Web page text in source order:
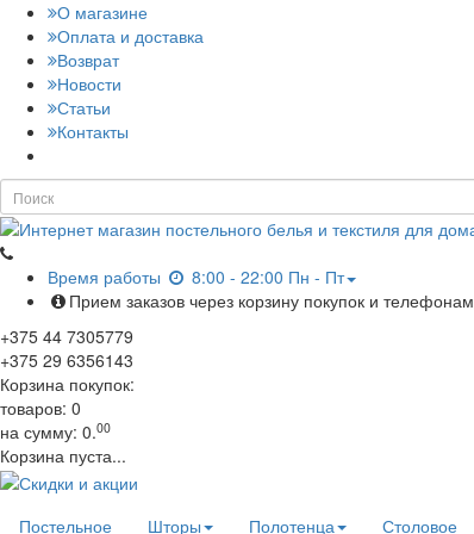
О магазине
Оплата и доставка
Возврат
Новости
Статьи
Контакты
Время работы
8:00 - 22:00 Пн - Пт
Прием заказов через корзину покупок и телефонам
+375 44 7305779
+375 29 6356143
Корзина покупок:
товаров: 0
на сумму: 0.00
Корзина пуста...
Постельное Шторы Полотенца Столовое